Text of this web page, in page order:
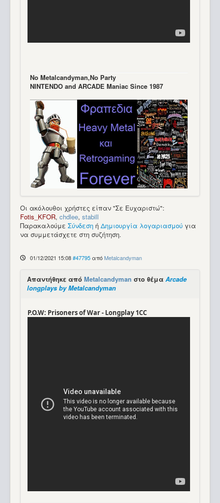
Νo Μetalcandyman,No Party
NINTENDO and ARCADE Maniac Since 1987
Οι ακόλουθοι χρήστες είπαν "Σε Ευχαριστώ":
Fotis_KFOR, chdlee, stabill
Παρακαλούμε Σύνδεση ή Δημιουργία λογαριασμού για
να συμμετάσχετε στη συζήτηση.
01/12/2021 15:08 #47795 απόMetalcandyman
Απαντήθηκε από Metalcandyman στο θέμα Arcade
longplays by Metalcandyman
P.O.W: Prisoners of War - Longplay 1CC